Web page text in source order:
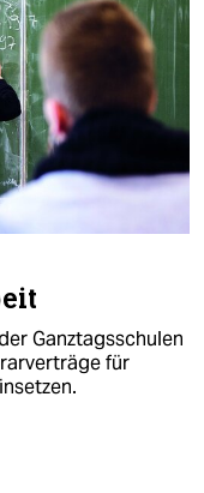
Ganztagsschulen
für